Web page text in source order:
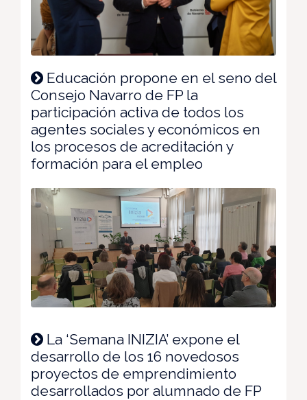
Educación propone en el seno del
Consejo Navarro de FP la
participación activa de todos los
agentes sociales y económicos en
los procesos de acreditación y
formación para el empleo
La ‘Semana INIZIA’ expone el
desarrollo de los 16 novedosos
proyectos de emprendimiento
desarrollados por alumnado de FP